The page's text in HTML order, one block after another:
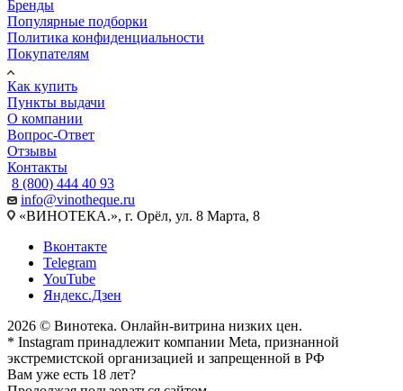
Бренды
Популярные подборки
Политика конфиденциальности
Покупателям
Как купить
Пункты выдачи
О компании
Вопрос-Ответ
Отзывы
Контакты
8 (800) 444 40 93
info@vinotheque.ru
«ВИНОТЕКА.», г. Орёл, ул. 8 Марта, 8
Вконтакте
Telegram
YouTube
Яндекс.Дзен
2026 © Винотека. Онлайн-витрина низких цен.
* Instagram принадлежит компании Meta, признанной
экстремистской организацией и запрещенной в РФ
Вам уже есть 18 лет?